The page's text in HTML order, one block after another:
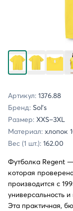
Артикул: 1376.88
Бренд: Sol's
Размер: XXS–3XL
Материал: хлопок
Вес (1 шт.): 162.00
Футболка Regent
которая
производится с
универсальность
Эта практичная,